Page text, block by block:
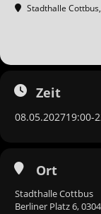
Stadthalle Cottbus
Zeit
08.05.202719:00-
Ort
Stadthalle Cottbus
Berliner Platz 6,